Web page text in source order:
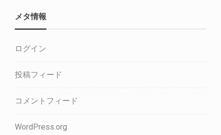
メタ情報
ログイン
投稿フィード
コメントフィード
WordPress.org